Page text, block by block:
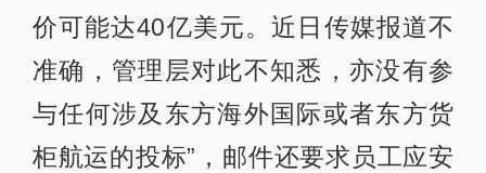
价可能达40亿美元。近日传媒报道不
准确，管理层对此不知悉，亦没有参
与任何涉及东方海外国际或者东方货
柜航运的投标”，邮件还要求员工应安